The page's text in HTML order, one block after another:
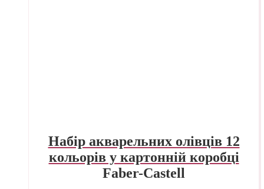
Набір акварельних олівців 12
кольорів у картонній коробці
Faber-Castell